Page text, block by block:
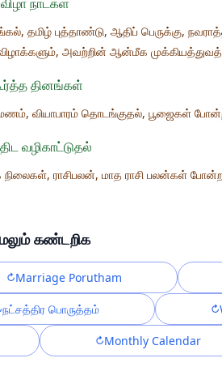
தமிழ் புத்தாண்டு, ஆதிப் பெருக்கு,
அவற்றின் ஆன்மீக
தினங்கள்
வியாபாரம் தொடங்குதல், பூஜைகள்
வழிகாட்டுதல்
நிலைகள், ராசிபலன், மாத ராசி பலன்கள்
கண்டறிக
Marriage Porutham
நட்சத்திர பொருத்தம்
Monthly Calendar